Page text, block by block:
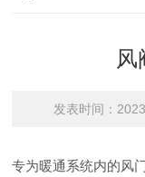
风
发表时间：
专为暖通系统内的风